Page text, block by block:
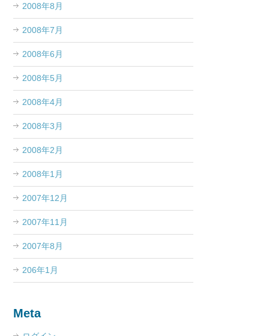
2008年8月
2008年7月
2008年6月
2008年5月
2008年4月
2008年3月
2008年2月
2008年1月
2007年12月
2007年11月
2007年8月
206年1月
Meta